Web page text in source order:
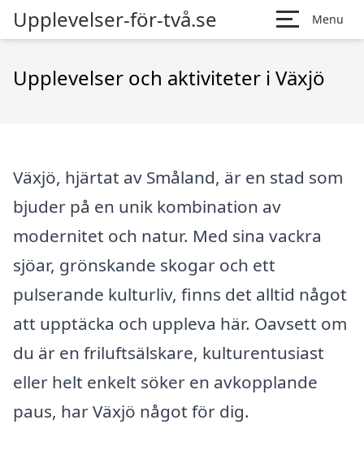
Upplevelser-för-två.se Menu
Upplevelser och aktiviteter i Växjö
Växjö, hjärtat av Småland, är en stad som
bjuder på en unik kombination av
modernitet och natur. Med sina vackra
sjöar, grönskande skogar och ett
pulserande kulturliv, finns det alltid något
att upptäcka och uppleva här. Oavsett om
du är en friluftsälskare, kulturentusiast
eller helt enkelt söker en avkopplande
paus, har Växjö något för dig.